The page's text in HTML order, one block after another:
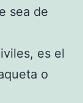
sea de
es el
o